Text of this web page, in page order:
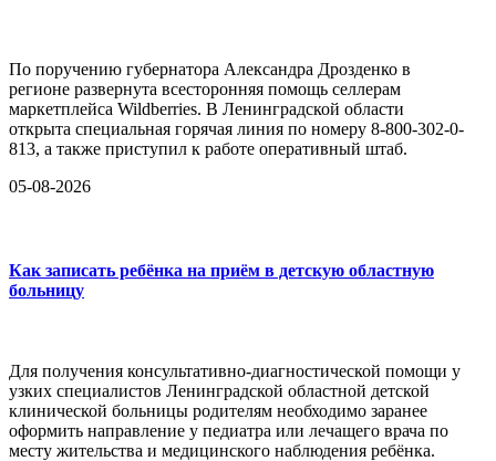
По поручению губернатора Александра Дрозденко в
регионе развернута всесторонняя помощь селлерам
маркетплейса Wildberries. В Ленинградской области
открыта специальная горячая линия по номеру 8-800-302-0-
813, а также приступил к работе оперативный штаб.
05-08-2026
Как записать ребёнка на приём в детскую областную
больницу
Для получения консультативно-диагностической помощи у
узких специалистов Ленинградской областной детской
клинической больницы родителям необходимо заранее
оформить направление у педиатра или лечащего врача по
месту жительства и медицинского наблюдения ребёнка.